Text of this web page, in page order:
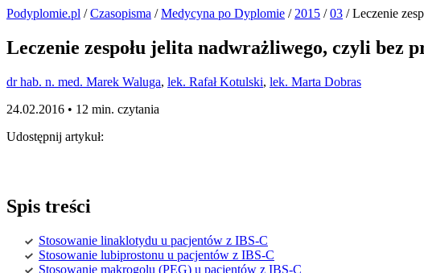
Podyplomie.pl /Czasopisma /Medycyna po Dyplomie / 2015 /03 / Leczenie
Leczenie zespołu jelita nadwrażliwego, czyli bez
dr hab. n. med. Marek Waluga, lek. Rafał Kotulski, lek. Marta Dobras
24.02.2016 • 12 min. czytania
Udostępnij artykuł:
Spis treści
Stosowanie linaklotydu u pacjentów z IBS-C
Stosowanie lubiprostonu u pacjentów z IBS-C
Stosowanie makrogolu (PEG) u pacjentów z IBS-C